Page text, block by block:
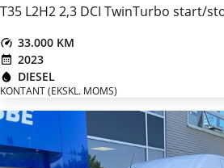
T35 L2H2 2,3 DCI TwinTurbo start/
33.000 KM
2023
DIESEL
KONTANT (EKSKL. MOMS)